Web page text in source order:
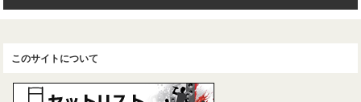
このサイトについて